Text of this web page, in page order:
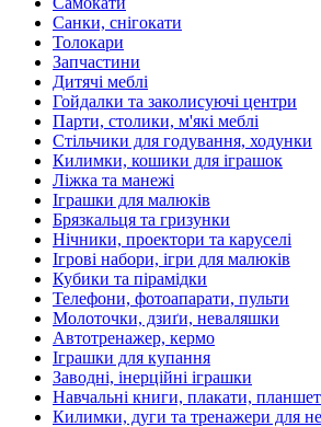
Санки, снігокати
Толокари
Запчастини
Дитячі меблі
Гойдалки та заколисуючі центри
Парти, столики, м'які меблі
Стільчики для годування, ходунки
Килимки, кошики для іграшок
Ліжка та манежі
Іграшки для малюків
Брязкальця та гризунки
Нічники, проектори та каруселі
Ігрові набори, ігри для малюків
Кубики та пірамідки
Телефони, фотоапарати, пульти
Молоточки, дзиґи, неваляшки
Автотренажер, кермо
Іграшки для купання
Заводні, інерційні іграшки
Навчальні книги, плакати,
Килимки, дуги та тренажери для